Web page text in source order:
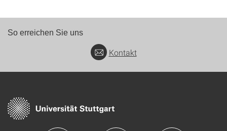
So erreichen Sie uns
Kontakt